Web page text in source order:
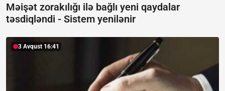
Məişət zorakılığı ilə bağlı yeni qaydalar
təsdiqləndi - Sistem yenilənir
3 Avqust 16:41